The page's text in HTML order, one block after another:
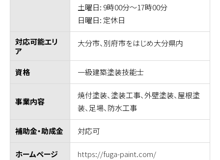
土曜日: 9時00分～17時00分
日曜日: 定休日
対応可能エリ
ア
大分市、別府市をはじめ大分県内
資格 一級建築塗装技能士
事業内容
焼付塗装、塗装工事、外壁塗装、屋根塗
装、足場、防水工事
補助金・助成金 対応可
ホームページ https://fuga-paint.com/